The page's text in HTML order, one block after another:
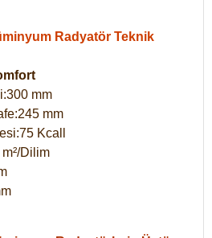
Radyatör Teknik
mm
mm
Kcall
Dilim